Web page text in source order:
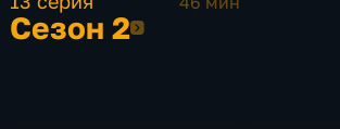
Сезон 2Сезон 2